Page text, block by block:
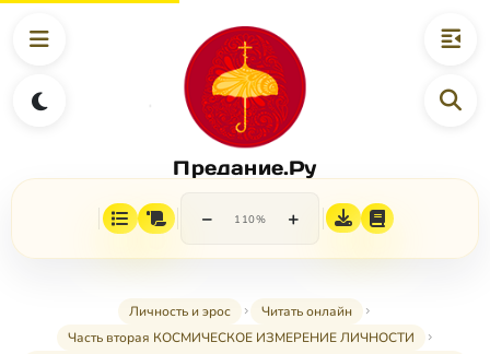
Предание.Ру
− 110% +
Личность и эрос
Читать онлайн
Часть вторая КОСМИЧЕСКОЕ ИЗМЕРЕНИЕ ЛИЧНОСТИ